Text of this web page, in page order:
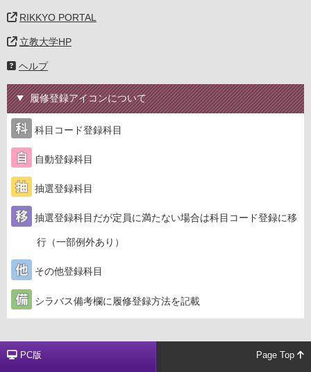
RIKKYO PORTAL
立教大学HP
ヘルプ
履修登録アイコンについて
科目コード登録科目
自動登録科目
抽選登録科目
抽選登録科目だが定員に満たない場合は科目コード登録に移
行（一部例外あり）
その他登録科目
シラバス備考欄に履修登録方法を記載
PC版 Page Top